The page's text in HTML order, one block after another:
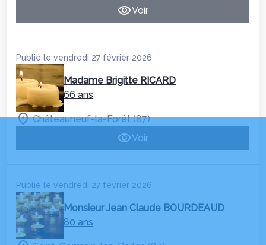
Voir
Publié le vendredi 27 février 2026
Madame Brigitte RICARD
66 ans
Châteauneuf-la-Forêt (87)
Voir
Publié le vendredi 27 février 2026
Monsieur Jean Claude BOURDEAUD
80 ans